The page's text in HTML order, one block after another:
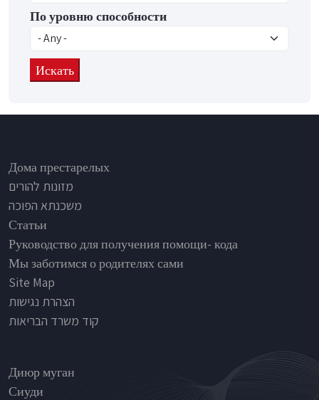
По уровню способности
Footer
Дома престарелых
מזונות להורים
משכנתא הפוכה
Статьи
Руководство для получения помощи- кода
Мы заботимся о родителях сами
Site Map
הצהרת נגישות
קוד משרד הבריאות
Nursinghouse type
Диюр муган
Сиуди